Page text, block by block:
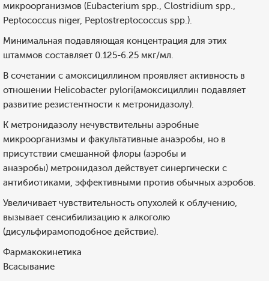
микроорганизмов (Eubacterium spp., Clostridium spp.,
Peptococcus niger, Peptostreptococcus spp.).
Минимальная подавляющая концентрация для этих
штаммов составляет 0.125-6.25 мкг/мл.
В сочетании с амоксициллином проявляет активность в
отношении Helicobacter pylori(амоксициллин подавляет
развитие резистентности к метронидазолу).
К метронидазолу нечувствительны аэробные
микроорганизмы и факультативные анаэробы, но в
присутствии смешанной флоры (аэробы и
анаэробы) метронидазол действует синергически с
антибиотиками, эффективными против обычных аэробов.
Увеличивает чувствительность опухолей к облучению,
вызывает сенсибилизацию к алкоголю
(дисульфирамоподобное действие).
Фармакокинетика
Всасывание